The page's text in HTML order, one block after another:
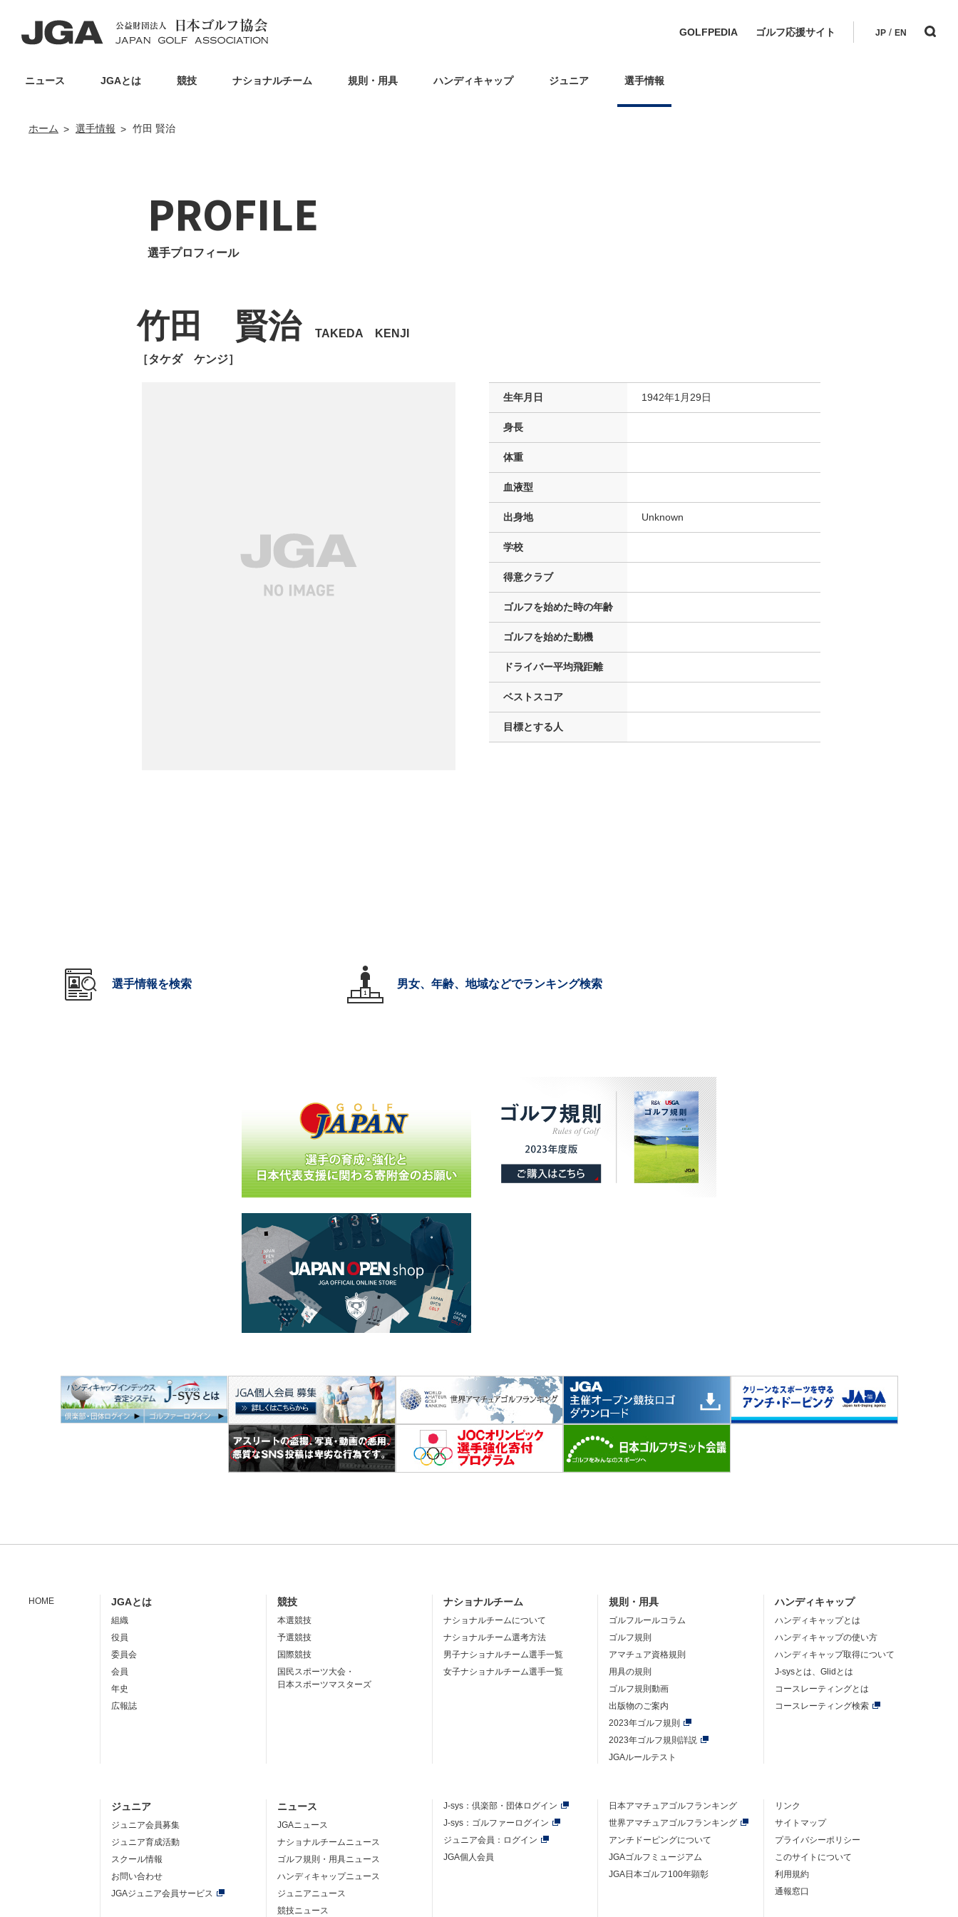
GOLFPEDIA ゴルフ応援サイト JP / EN
ニュース JGAとは 競技 ナショナルチーム 規則・用具 ハンディキャップ ジュニア 選手情報
ホーム 選手情報 竹田 賢治
PROFILE
選手プロフィール
竹田 賢治 TAKEDA KENJI
［タケダ ケンジ］
生年月日 1942年1月29日
身長
体重
血液型
出身地 Unknown
学校
得意クラブ
ゴルフを始めた時の年齢
ゴルフを始めた動機
ドライバー平均飛距離
ベストスコア
目標とする人
選手情報を検索 男女、年齢、地域などでランキング検索
HOME JGAとは
組織
役員
委員会
会員
年史
広報誌
競技
本選競技
予選競技
国際競技
国民スポーツ大会・
日本スポーツマスターズ
ナショナルチーム
ナショナルチームについて
ナショナルチーム選考方法
男子ナショナルチーム選手一覧
女子ナショナルチーム選手一覧
規則・用具
ゴルフルールコラム
ゴルフ規則
アマチュア資格規則
用具の規則
ゴルフ規則動画
出版物のご案内
2023年ゴルフ規則
2023年ゴルフ規則詳説
JGAルールテスト
ハンディキャップ
ハンディキャップとは
ハンディキャップの使い方
ハンディキャップ取得について
J-sysとは、Glidとは
コースレーティングとは
コースレーティング検索
ジュニア
ジュニア会員募集
ジュニア育成活動
スクール情報
お問い合わせ
JGAジュニア会員サービス
ニュース
JGAニュース
ナショナルチームニュース
ゴルフ規則・用具ニュース
ハンディキャップニュース
ジュニアニュース
競技ニュース
J-sys： 倶楽部・団体ログイン
J-sys：ゴルファーログイン
ジュニア会員：ログイン
JGA個人会員
日本アマチュアゴルフランキング
世界アマチュアゴルフランキング
アンチドーピングについて
JGAゴルフミュージアム
JGA日本ゴルフ100年顕彰
リンク
サイトマップ
プライバシーポリシー
このサイトについて
利用規約
通報窓口